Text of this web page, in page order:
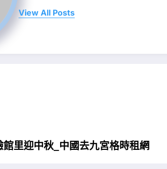
View All Posts
里迎中秋_中國去九宮格時租網